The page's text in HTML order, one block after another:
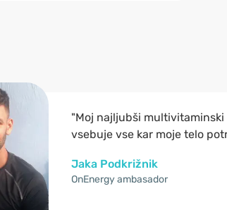
"Moj najljubši multivitaminski
vsebuje vse kar moje telo
Jaka Podkrižnik
OnEnergy ambasador